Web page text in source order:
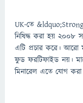
UK-তে
নিষিদ্ধ করা হয় ২০০৮
এটি প্রচার করে। আরো
ফুড ফরটিফাইড নয়।
মিনারেল এতে যোগ করা